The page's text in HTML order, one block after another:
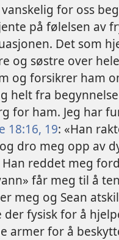
for oss
på følelsen av
Det som
og søstre over
og forsikrer ham
helt fra
for ham. Jeg har
18:16, 19: «Han
dro meg opp av
reddet meg
får meg til å
meg og Sean
fysisk for å
armer for å